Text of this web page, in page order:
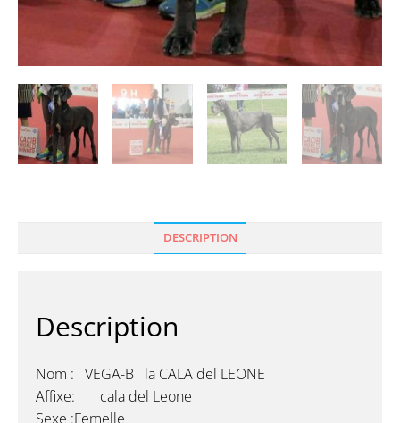
DESCRIPTION
Description
Nom : VEGA-B la CALA del LEONE
Affixe: cala del Leone
Sexe :Femelle